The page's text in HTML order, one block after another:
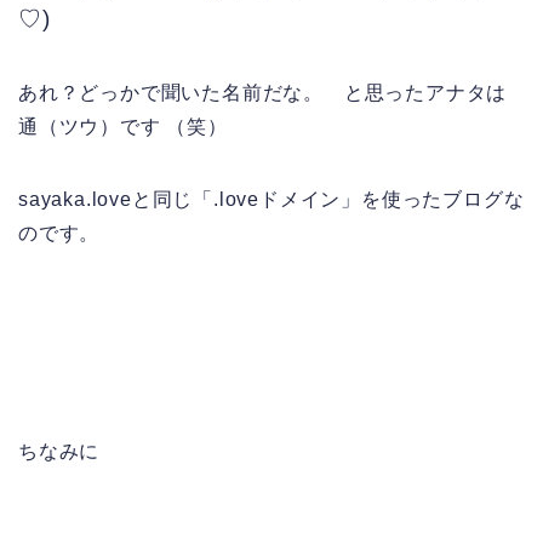
♡)
あれ？どっかで聞いた名前だな。 と思ったアナタは
通（ツウ）です （笑）
sayaka.loveと同じ「.loveドメイン」を使ったブログな
のです。
ちなみに